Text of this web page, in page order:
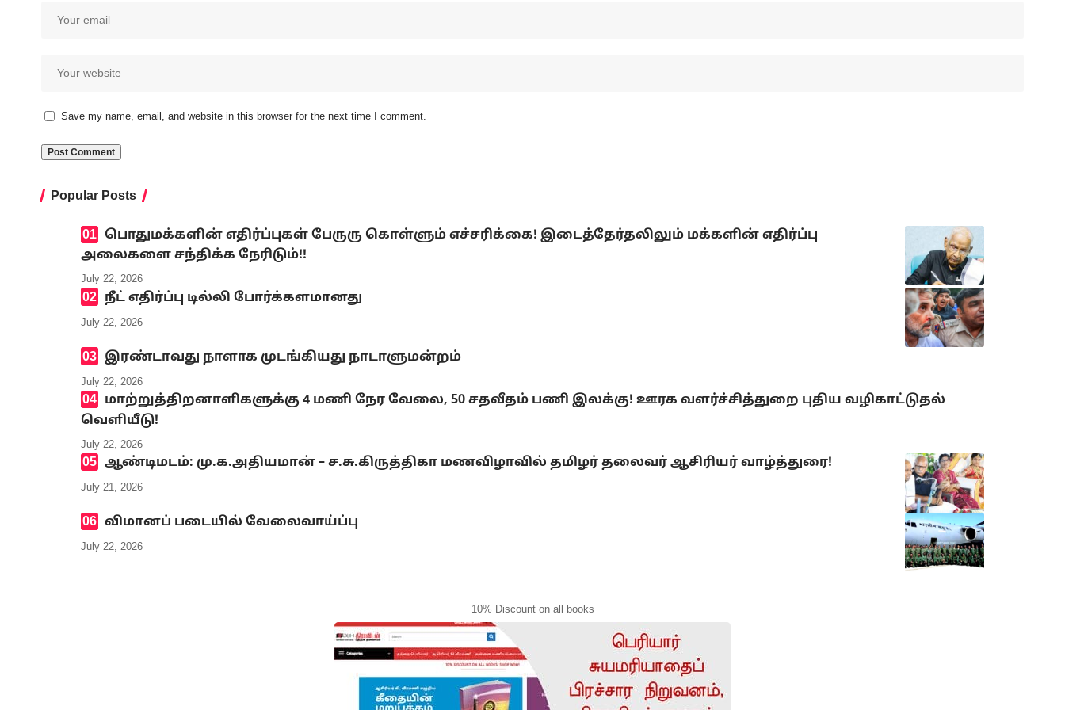
Save my name, email, and website in this browser for the next time I comment.
Popular Posts
பொதுமக்களின் எதிர்ப்புகள் பேருரு கொள்ளும் எச்சரிக்கை! இடைத்தேர்தலிலும் மக்களின் எதிர்ப்பு
அலைகளை சந்திக்க நேரிடும்!!
July 22, 2026
நீட் எதிர்ப்பு டில்லி போர்க்களமானது
July 22, 2026
இரண்டாவது நாளாக முடங்கியது நாடாளுமன்றம்
July 22, 2026
மாற்றுத்திறனாளிகளுக்கு 4 மணி நேர வேலை, 50 சதவீதம் பணி இலக்கு! ஊரக வளர்ச்சித்துறை புதிய வழிகாட்டுதல்
வெளியீடு!
July 22, 2026
ஆண்டிமடம்: மு.க.அதியமான் – ச.சு.கிருத்திகா மணவிழாவில் தமிழர் தலைவர் ஆசிரியர் வாழ்த்துரை!
July 21, 2026
விமானப் படையில் வேலைவாய்ப்பு
July 22, 2026
10% Discount on all books